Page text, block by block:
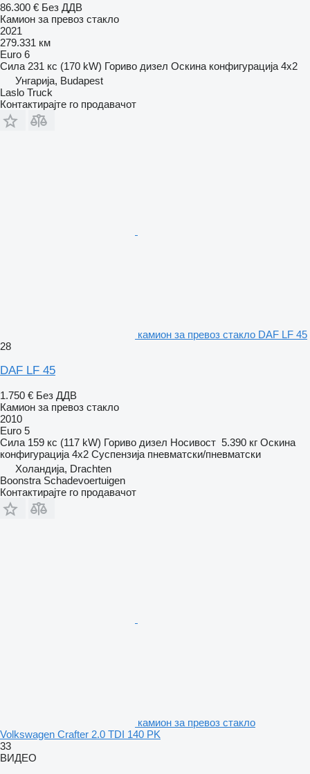
86.300 € Без ДДВ
Камион за превоз стакло
2021
279.331 км
Euro 6
Сила 231 кс (170 kW) Гориво дизел Оскина конфигурација 4x2
Унгарија, Budapest
Laslo Truck
Контактирајте го продавачот
камион за превоз стакло DAF LF 45
28
DAF LF 45
1.750 € Без ДДВ
Камион за превоз стакло
2010
Euro 5
Сила 159 кс (117 kW) Гориво дизел Носивост 5.390 кг Оскина
конфигурација 4x2 Суспензија пневматски/пневматски
Холандија, Drachten
Boonstra Schadevoertuigen
Контактирајте го продавачот
камион за превоз стакло
Volkswagen Crafter 2.0 TDI 140 PK
33
ВИДЕО